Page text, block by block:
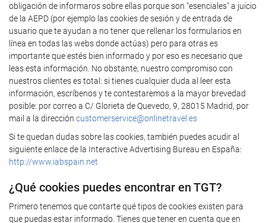
obligación de informaros sobre ellas porque son "esenciales" a juicio
de la AEPD (por ejemplo las cookies de sesión y de entrada de
usuario que te ayudan a no tener que rellenar los formularios en
línea en todas las webs donde actúas) pero para otras es
importante que estés bien informado y por eso es necesario que
leas esta información. No obstante, nuestro compromiso con
nuestros clientes es total: si tienes cualquier duda al leer esta
información, escríbenos y te contestaremos a la mayor brevedad
posible: por correo a C/ Glorieta de Quevedo, 9, 28015 Madrid, por
mail a la dirección customerservice@onlinetravel.es
Si te quedan dudas sobre las cookies, también puedes acudir al
siguiente enlace de la Interactive Advertising Bureau en España:
http://www.iabspain.net
¿Qué cookies puedes encontrar en TGT?
Primero tenemos que contarte qué tipos de cookies existen para
que puedas estar informado. Tienes que tener en cuenta que en